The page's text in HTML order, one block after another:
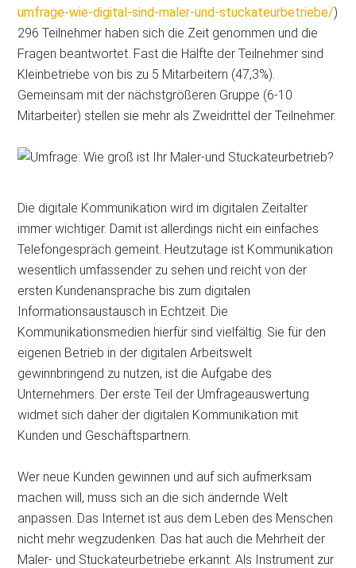
umfrage-wie-digital-sind-maler-und-stuckateurbetriebe/)
296 Teilnehmer haben sich die Zeit genommen und die
Fragen beantwortet. Fast die Hälfte der Teilnehmer sind
Kleinbetriebe von bis zu 5 Mitarbeitern (47,3%).
Gemeinsam mit der nächstgrößeren Gruppe (6-10
Mitarbeiter) stellen sie mehr als Zweidrittel der Teilnehmer.
Die digitale Kommunikation wird im digitalen Zeitalter
immer wichtiger. Damit ist allerdings nicht ein einfaches
Telefongespräch gemeint. Heutzutage ist Kommunikation
wesentlich umfassender zu sehen und reicht von der
ersten Kundenansprache bis zum digitalen
Informationsaustausch in Echtzeit. Die
Kommunikationsmedien hierfür sind vielfältig. Sie für den
eigenen Betrieb in der digitalen Arbeitswelt
gewinnbringend zu nutzen, ist die Aufgabe des
Unternehmers. Der erste Teil der Umfrageauswertung
widmet sich daher der digitalen Kommunikation mit
Kunden und Geschäftspartnern.
Wer neue Kunden gewinnen und auf sich aufmerksam
machen will, muss sich an die sich ändernde Welt
anpassen. Das Internet ist aus dem Leben des Menschen
nicht mehr wegzudenken. Das hat auch die Mehrheit der
Maler- und Stuckateurbetriebe erkannt. Als Instrument zur